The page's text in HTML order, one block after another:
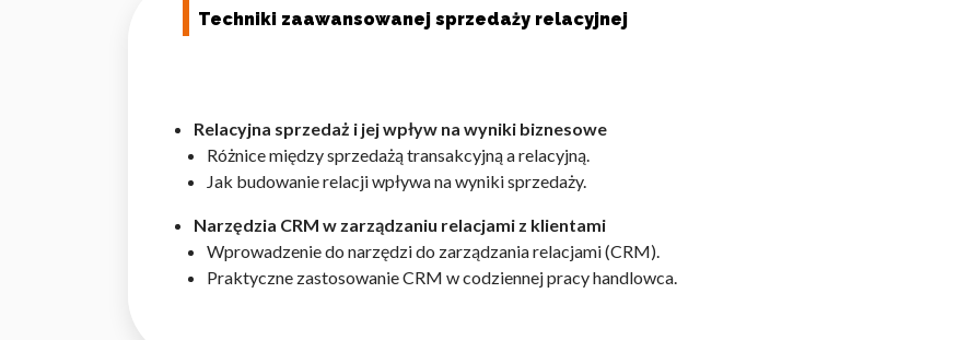
Techniki zaawansowanej sprzedaży relacyjnej
Relacyjna sprzedaż i jej wpływ na wyniki biznesowe
Różnice między sprzedażą transakcyjną a relacyjną.
Jak budowanie relacji wpływa na wyniki sprzedaży.
Narzędzia CRM w zarządzaniu relacjami z klientami
Wprowadzenie do narzędzi do zarządzania relacjami (CRM).
Praktyczne zastosowanie CRM w codziennej pracy handlowca.